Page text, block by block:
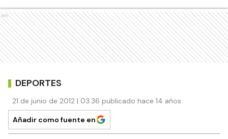
Ads
DEPORTES
21 de junio de 2012 | 03:36 publicado hace 14 años
Añadir como fuente en